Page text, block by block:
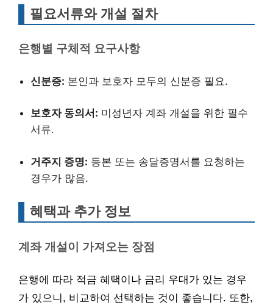
필요서류와 개설 절차
은행별 구체적 요구사항
신분증: 본인과 보호자 모두의 신분증 필요.
보호자 동의서: 미성년자 계좌 개설을 위한 필수
서류.
거주지 증명: 등본 또는 송달증명서를 요청하는
경우가 많음.
혜택과 추가 정보
계좌 개설이 가져오는 장점
은행에 따라 적금 혜택이나 금리 우대가 있는 경우
가 있으니, 비교하여 선택하는 것이 좋습니다. 또한,